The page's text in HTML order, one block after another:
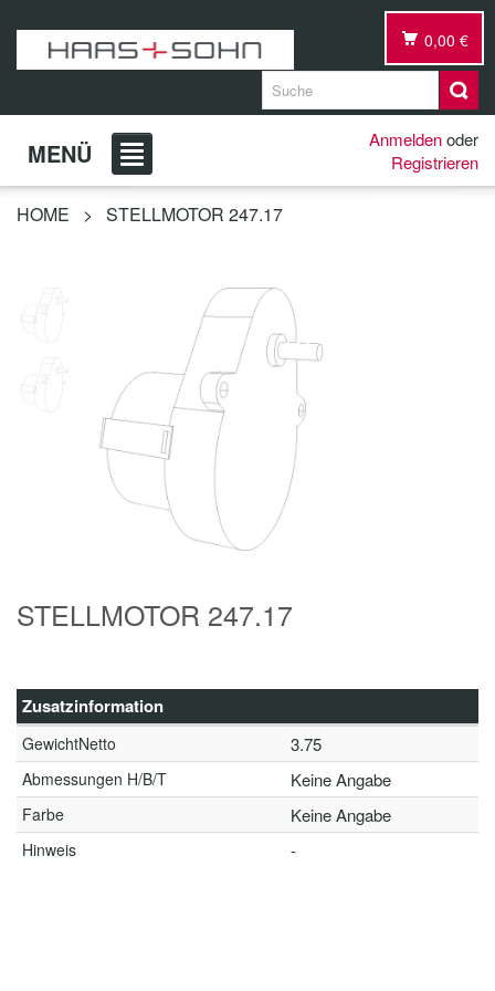
0,00 €
MENÜ Anmeldenoder
Registrieren
HOME > STELLMOTOR 247.17
STELLMOTOR 247.17
Zusatzinformation
GewichtNetto 3.75
Abmessungen H/B/T Keine Angabe
Farbe Keine Angabe
Hinweis -